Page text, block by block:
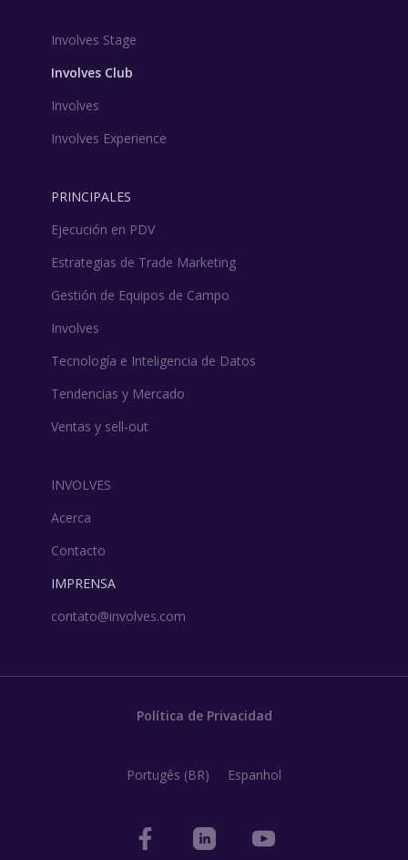
Involves Stage
Involves Club
Involves
Involves Experience
PRINCIPALES
Ejecución en PDV
Estrategias de Trade Marketing
Gestión de Equipos de Campo
Involves
Tecnología e Inteligencia de Datos
Tendencias y Mercado
Ventas y sell-out
INVOLVES
Acerca
Contacto
IMPRENSA
contato@involves.com
Política de Privacidad
Portugês (BR) Espanhol